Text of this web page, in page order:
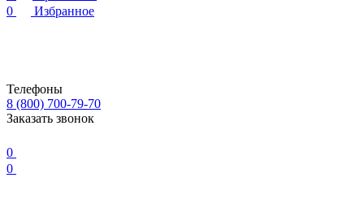
0
Избранное
Телефоны
8 (800) 700-79-70
Заказать звонок
0
0